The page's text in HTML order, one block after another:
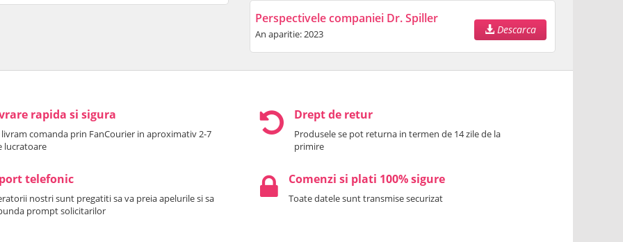
Perspectivele companiei Dr. Spiller
An aparitie: 2023 Descarca
rapida si sigura
livram comanda prin FanCourier in aproximativ 2-7
lucratoare
Drept de retur
Produsele se pot returna in termen de 14 zile de la
primire
telefonic
nostri sunt pregatiti sa va preia apelurile si sa
prompt solicitarilor
Comenzi si plati 100% sigure
Toate datele sunt transmise securizat